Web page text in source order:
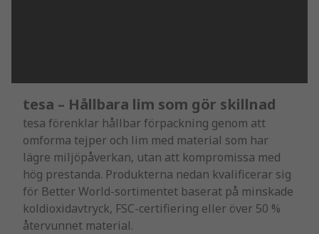
tesa – Hållbara lim som gör skillnad
tesa förenklar hållbar förpackning genom att
omforma tejper och lim med material som har
lägre miljöpåverkan, utan att kompromissa med
hög prestanda. Produkterna nedan kvalificerar sig
för Better World-sortimentet baserat på minskade
koldioxidavtryck, FSC-certifiering eller över 50 %
återvunnet material.